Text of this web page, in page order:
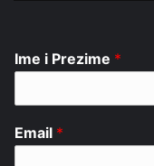
Ime i Prezime *
Email *